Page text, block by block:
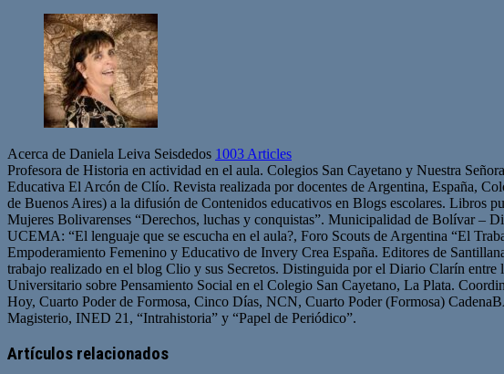
Acerca de Daniela Leiva Seisdedos 1003 Articles
Profesora de Historia en actividad en el aula. Colegios San Cayetano y Nuestra
Educativa El Arcón de Clío. Revista realizada por docentes de Argentina, España,
de Buenos Aires) a la difusión de Contenidos educativos en Blogs escolares. Libros
Mujeres Bolivarenses “Derechos, luchas y conquistas”. Municipalidad de Bolívar –
UCEMA: “El lenguaje que se escucha en el aula?, Foro Scouts de Argentina “El
Empoderamiento Femenino y Educativo de Invery Crea España. Editores de
trabajo realizado en el blog Clio y sus Secretos. Distinguida por el Diario Clarín
Universitario sobre Pensamiento Social en el Colegio San Cayetano, La Plata.
Hoy, Cuarto Poder de Formosa, Cinco Días, NCN, Cuarto Poder (Formosa)
Magisterio, INED 21, “Intrahistoria” y “Papel de Periódico”.
web
Artículos relacionados